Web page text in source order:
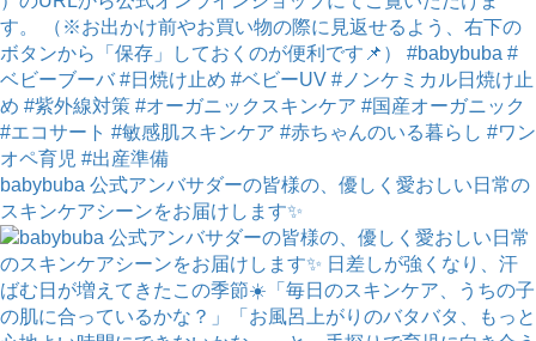
babybuba 公式アンバサダーの皆様の、優しく愛おしい日常の
スキンケアシーンをお届けします✨